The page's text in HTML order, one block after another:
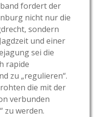
fordert der
nicht nur die
sondern
und einer
sei die
rapide
zu „regulieren“.
die mit der
verbunden
zu werden.